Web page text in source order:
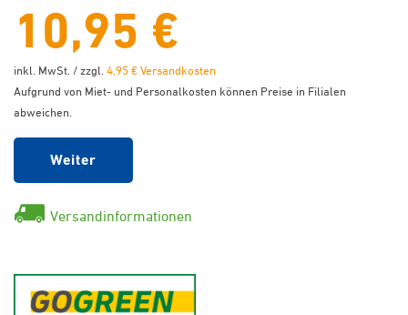
10,95 €
inkl. MwSt. / zzgl.4,95 € Versandkosten
Aufgrund von Miet- und Personalkosten können Preise in Filialen
abweichen.
Weiter
Versandinformationen